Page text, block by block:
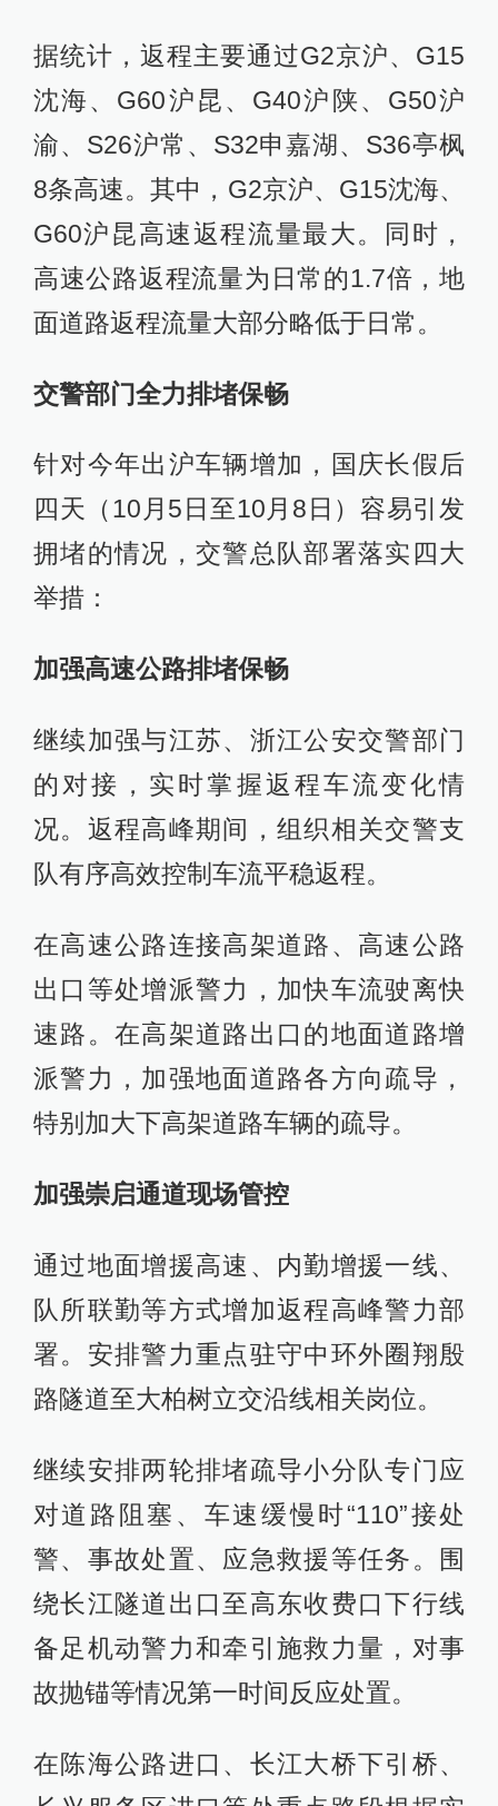
据统计，返程主要通过G2京沪、G15
沈海、G60沪昆、G40沪陕、G50沪
渝、S26沪常、S32申嘉湖、S36亭枫
8条高速。其中，G2京沪、G15沈海、
G60沪昆高速返程流量最大。同时，
高速公路返程流量为日常的1.7倍，地
面道路返程流量大部分略低于日常。
交警部门全力排堵保畅
针对今年出沪车辆增加，国庆长假后
四天（10月5日至10月8日）容易引发
拥堵的情况，交警总队部署落实四大
举措：
加强高速公路排堵保畅
继续加强与江苏、浙江公安交警部门
的对接，实时掌握返程车流变化情
况。返程高峰期间，组织相关交警支
队有序高效控制车流平稳返程。
在高速公路连接高架道路、高速公路
出口等处增派警力，加快车流驶离快
速路。在高架道路出口的地面道路增
派警力，加强地面道路各方向疏导，
特别加大下高架道路车辆的疏导。
加强崇启通道现场管控
通过地面增援高速、内勤增援一线、
队所联勤等方式增加返程高峰警力部
署。安排警力重点驻守中环外圈翔殷
路隧道至大柏树立交沿线相关岗位。
继续安排两轮排堵疏导小分队专门应
对道路阻塞、车速缓慢时“110”接处
警、事故处置、应急救援等任务。围
绕长江隧道出口至高东收费口下行线
备足机动警力和牵引施救力量，对事
故抛锚等情况第一时间反应处置。
在陈海公路进口、长江大桥下引桥、